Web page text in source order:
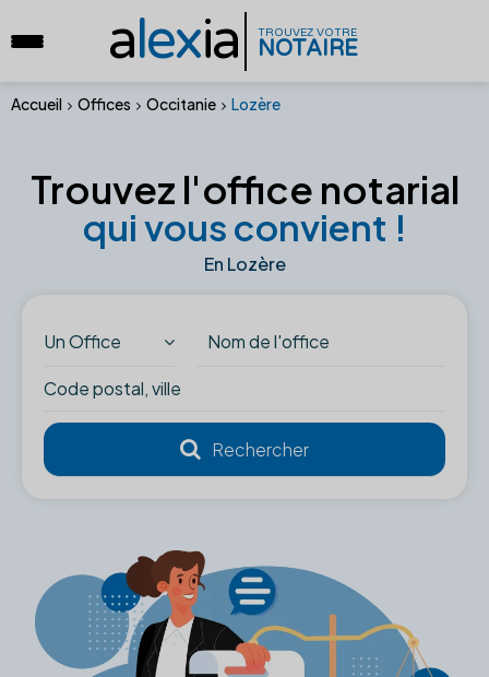
alexia TROUVEZ VOTRE
NOTAIRE
Accueil Offices Occitanie Lozère
Trouvez l'office notarial
qui vous convient !
En Lozère
Un Office